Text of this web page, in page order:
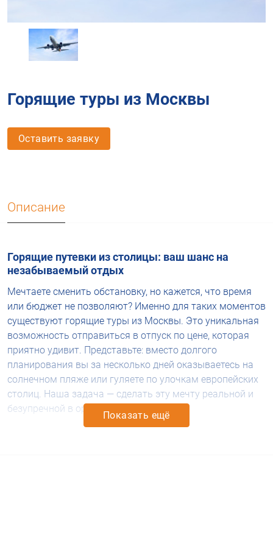
Горящие туры из Москвы
Оставить заявку
Описание
Горящие путевки из столицы: ваш шанс на
незабываемый отдых
Мечтаете сменить обстановку, но кажется, что время
или бюджет не позволяют? Именно для таких моментов
существуют горящие туры из Москвы. Это уникальная
возможность отправиться в отпуск по цене, которая
приятно удивит. Представьте: вместо долгого
планирования вы за несколько дней оказываетесь на
солнечном пляже или гуляете по улочкам европейских
столиц. Наша задача — сделать эту мечту реальной и
безупречной в организации.
Показать ещё